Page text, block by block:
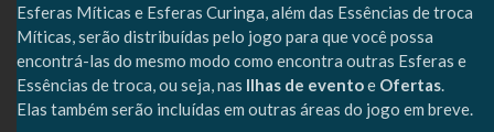
Esferas Míticas e Esferas Curinga, além das Essências de troca
Míticas, serão distribuídas pelo jogo para que você possa
encontrá-las do mesmo modo como encontra outras Esferas e
Essências de troca, ou seja, nas Ilhas de eventoe Ofertas.
Elas também serão incluídas em outras áreas do jogo em breve.